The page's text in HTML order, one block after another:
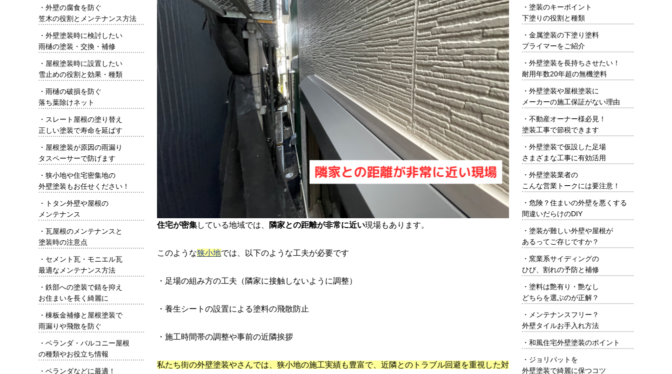
・ 外壁の腐食を防ぐ
笠木の役割とメンテナンス方法
・ 外壁塗装時に検討したい
雨樋の塗装・交換・補修
・ 屋根塗装時に設置したい
雪止めの役割と効果・種類
・ 雨樋の破損を防ぐ
落ち葉除けネット
・ スレート屋根の塗り替え
正しい塗装で寿命を延ばす
・ 屋根塗装が原因の雨漏り
タスペーサーで防げます
・ 狭小地や住宅密集地の
外壁塗装もお任せください！
・
トタン外壁や屋根の
メンテナンス
・ 瓦屋根のメンテナンスと
塗装時の注意点
・ セメント瓦・モニエル瓦
最適なメンテナンス方法
・ 鉄部への塗装で錆を抑え
お住まいを長く綺麗に
・ 棟板金補修と屋根塗装で
雨漏りや飛散を防ぐ
・ ベランダ・バルコニー屋根
の種類やお役立ち情報
・ ベランダなどに最適！
住宅が密集している地域では、 隣家との距離が非常に近い現場もあります。
このような狭小地では、以下のような工夫が必要です
・足場の組み方の工夫（隣家に接触しないように調整）
・養生シートの設置による塗料の飛散防止
・施工時間帯の調整や事前の近隣挨拶
私たち街の外壁塗装やさんでは、狭小地の施工実績も豊富で、近隣とのトラブル回避を重視した対
・ 塗装のキーポイント
下塗りの役割と種類
・ 金属塗装の下塗り塗料
プライマーをご紹介
・ 外壁塗装を長持ちさせたい！
耐用年数20年超の無機塗料
・ 外壁塗装や屋根塗装に
メーカーの施工保証がない理由
・ 不動産オーナー様必見！
塗装工事で節税できます
・ 外壁塗装で仮設した足場
さまざまな工事に有効活用
・ 外壁塗装業者の
こんな営業トークには要注意！
・ 危険？住まいの外壁を悪くする
間違いだらけのDIY
・ 塗装が難しい外壁や屋根が
あるってご存じですか？
・ 窯業系サイディングの
ひび、割れの予防と補修
・ 塗料は艶有り・艶なし
どちらを選ぶのが正解？
・ メンテナンスフリー？
外壁タイルお手入れ方法
・ 和風住宅外壁塗装のポイント
・ ジョリパットを
外壁塗装で綺麗に保つコツ